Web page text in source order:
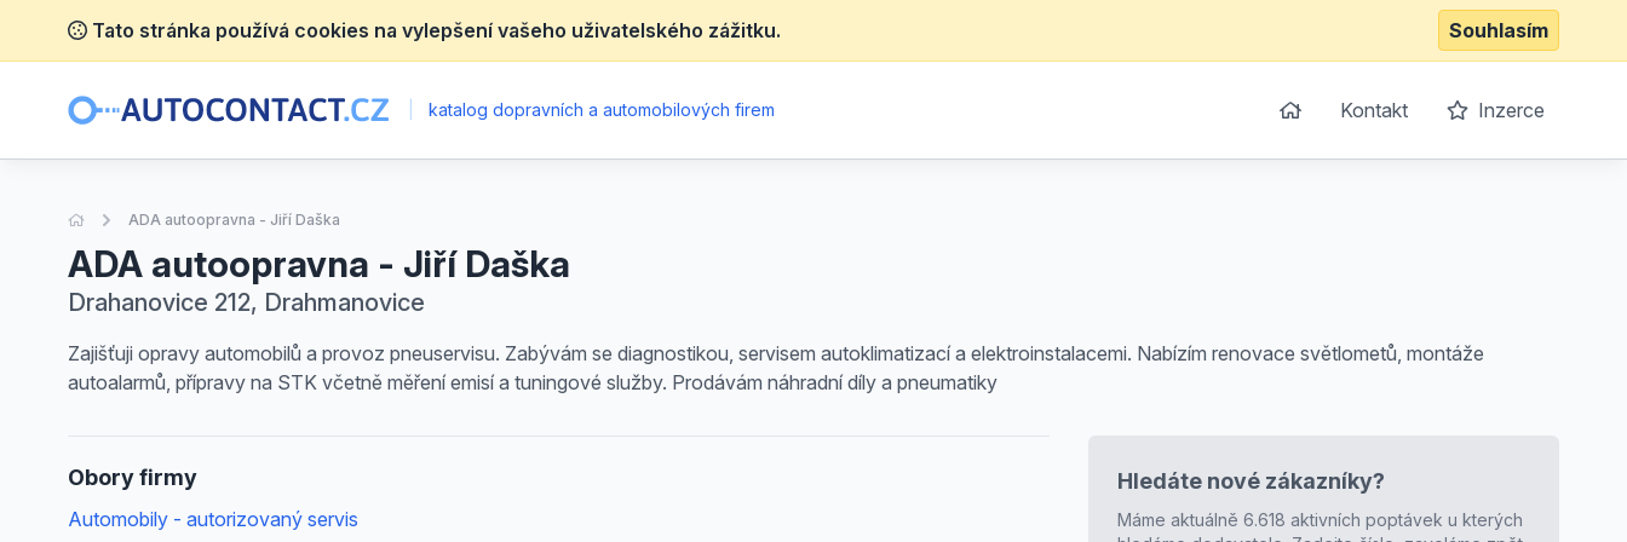
Tato stránka používá cookies na vylepšení vašeho uživatelského zážitku. Souhlasím
katalog dopravních a automobilových firem Kontakt Inzerce
Úvodní stránka
ADA autoopravna - Jiří Daška
ADA autoopravna - Jiří Daška
Drahanovice 212, Drahmanovice
Zajišťuji opravy automobilů a provoz pneuservisu. Zabývám se diagnostikou, servisem autoklimatizací a elektroinstalacemi. Nabízím renovace světlometů, montáže
autoalarmů, přípravy na STK včetně měření emisí a tuningové služby. Prodávám náhradní díly a pneumatiky
Obory firmy
Automobily - autorizovaný servis
Hledáte nové zákazníky?
Máme aktuálně 6.618 aktivních poptávek u kterých